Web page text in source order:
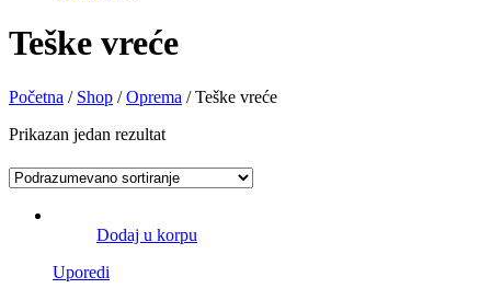
Teške vreće
Početna / Shop /Oprema / Teške vreće
Prikazan jedan rezultat
Dodaj u korpu
Uporedi